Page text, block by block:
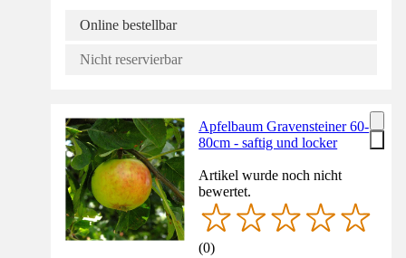
Online bestellbar
Nicht reservierbar
Apfelbaum Gravensteiner 60-
80cm - saftig und locker
Artikel wurde noch nicht
bewertet.
(0)